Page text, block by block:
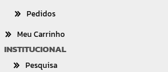
Pedidos
Meu Carrinho
INSTITUCIONAL
Pesquisa